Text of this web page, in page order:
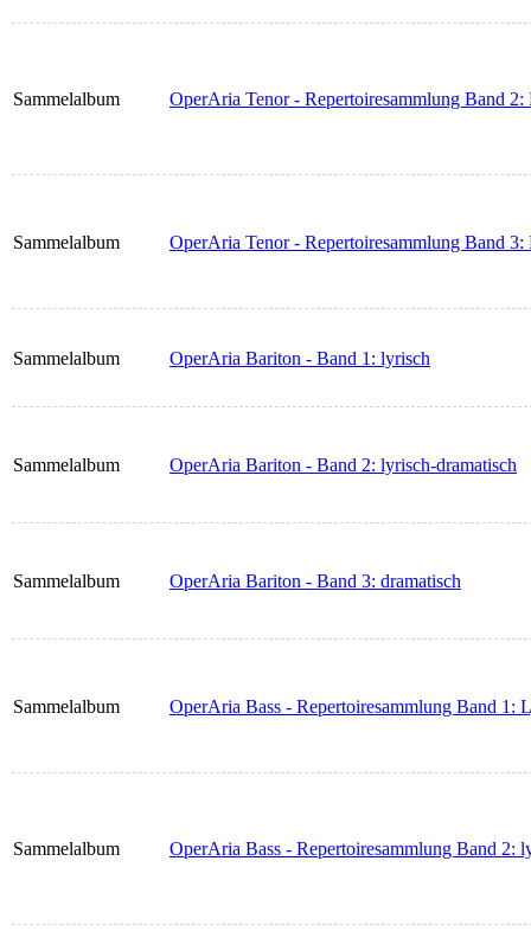
Sammelalbum OperAria Tenor - Repertoiresammlung Band
Sammelalbum OperAria Tenor - Repertoiresammlung Band 3:
Sammelalbum OperAria Bariton - Band 1: lyrisch
Sammelalbum OperAria Bariton - Band 2: lyrisch-dramatisch
Sammelalbum OperAria Bariton - Band 3: dramatisch
Sammelalbum OperAria Bass - Repertoiresammlung Band 1:
Sammelalbum OperAria Bass - Repertoiresammlung Band 2: